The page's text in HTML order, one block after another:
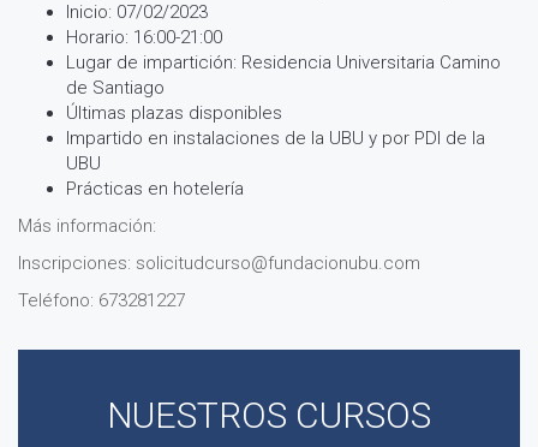
Inicio: 07/02/2023
Horario: 16:00-21:00
Lugar de impartición: Residencia Universitaria Camino
de Santiago
Últimas plazas disponibles
Impartido en instalaciones de la UBU y por PDI de la
UBU
Prácticas en hotelería
Más información:
Inscripciones: solicitudcurso@fundacionubu.com
Teléfono: 673281227
NUESTROS CURSOS